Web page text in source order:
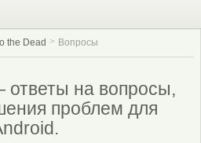
the Dead Вопросы
ответы на вопросы,
проблем для